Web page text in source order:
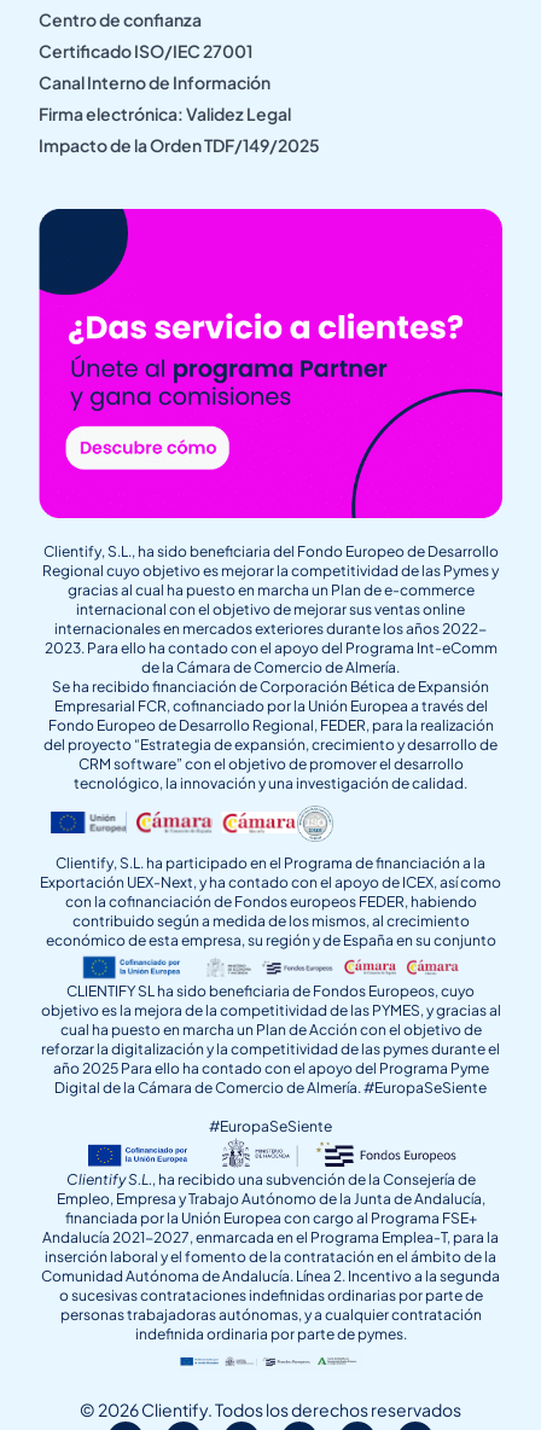
Centro de confianza
Certificado ISO/IEC 27001
Canal Interno de Información
Firma electrónica: Validez Legal
Impacto de la Orden TDF/149/2025
Clientify, S.L., ha sido beneficiaria del Fondo Europeo de Desarrollo
Regional cuyo objetivo es mejorar la competitividad de las Pymes y
gracias al cual ha puesto en marcha un Plan de e-commerce
internacional con el objetivo de mejorar sus ventas online
internacionales en mercados exteriores durante los años 2022-
2023. Para ello ha contado con el apoyo del Programa Int-eComm
de la Cámara de Comercio de Almería.
Se ha recibido financiación de Corporación Bética de Expansión
Empresarial FCR, cofinanciado por la Unión Europea a través del
Fondo Europeo de Desarrollo Regional, FEDER, para la realización
del proyecto “Estrategia de expansión, crecimiento y desarrollo de
CRM software” con el objetivo de promover el desarrollo
tecnológico, la innovación y una investigación de calidad.
Clientify, S.L. ha participado en el Programa de financiación a la
Exportación UEX-Next, y ha contado con el apoyo de ICEX, así como
con la cofinanciación de Fondos europeos FEDER, habiendo
contribuido según a medida de los mismos, al crecimiento
económico de esta empresa, su región y de España en su conjunto
CLIENTIFY SL ha sido beneficiaria de Fondos Europeos, cuyo
objetivo es la mejora de la competitividad de las PYMES, y gracias al
cual ha puesto en marcha un Plan de Acción con el objetivo de
reforzar la digitalización y la competitividad de las pymes durante el
año 2025 Para ello ha contado con el apoyo del Programa Pyme
Digital de la Cámara de Comercio de Almería. #EuropaSeSiente
#EuropaSeSiente
Clientify S.L., ha recibido una subvención de la Consejería de
Empleo, Empresa y Trabajo Autónomo de la Junta de Andalucía,
financiada por la Unión Europea con cargo al Programa FSE+
Andalucía 2021-2027, enmarcada en el Programa Emplea-T, para la
inserción laboral y el fomento de la contratación en el ámbito de la
Comunidad Autónoma de Andalucía. Línea 2. Incentivo a la segunda
o sucesivas contrataciones indefinidas ordinarias por parte de
personas trabajadoras autónomas, y a cualquier contratación
indefinida ordinaria por parte de pymes.
© 2026 Clientify. Todos los derechos reservados